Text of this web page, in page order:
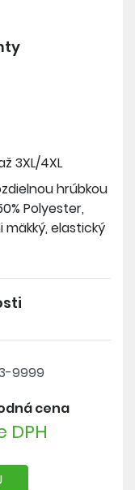
hrúbkou
Polyester,
mäkký, elastický
na rôznych
zónami -
3XL/4XL
9999
cena
DPH